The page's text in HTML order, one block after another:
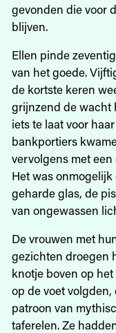
gevonden die voor
blijven.
Ellen pinde
van het goede.
de kortste keren
grijnzend de wacht
iets te laat voor
bankportiers
vervolgens met
Het was
geharde glas, de
van ongewassen
De vrouwen met
gezichten droegen
knotje boven op
op de voet
patroon van
taferelen. Ze